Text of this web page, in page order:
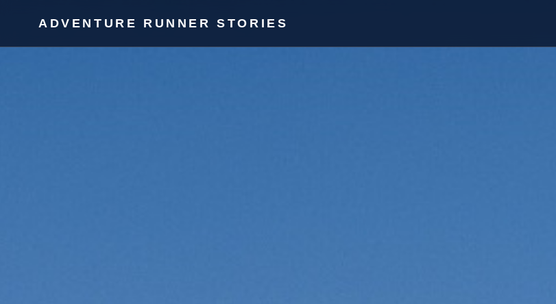
ADVENTURE RUNNER STORIES